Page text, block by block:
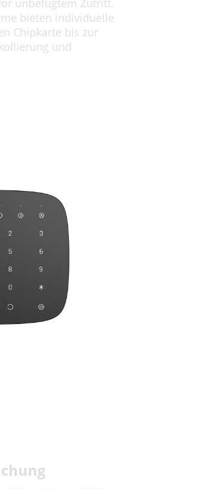
unbefugtem Zutritt.
bieten individuelle
Chipkarte bis zur
und